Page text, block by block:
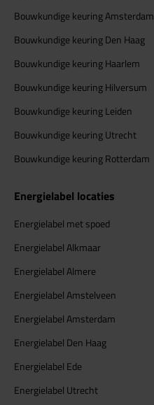
Bouwkundige keuring Amsterdam
Bouwkundige keuring Den Haag
Bouwkundige keuring Haarlem
Bouwkundige keuring Hilversum
Bouwkundige keuring Leiden
Bouwkundige keuring Utrecht
Bouwkundige keuring Rotterdam
Energielabel locaties
Energielabel met spoed
Energielabel Alkmaar
Energielabel Almere
Energielabel Amstelveen
Energielabel Amsterdam
Energielabel Den Haag
Energielabel Ede
Energielabel Utrecht